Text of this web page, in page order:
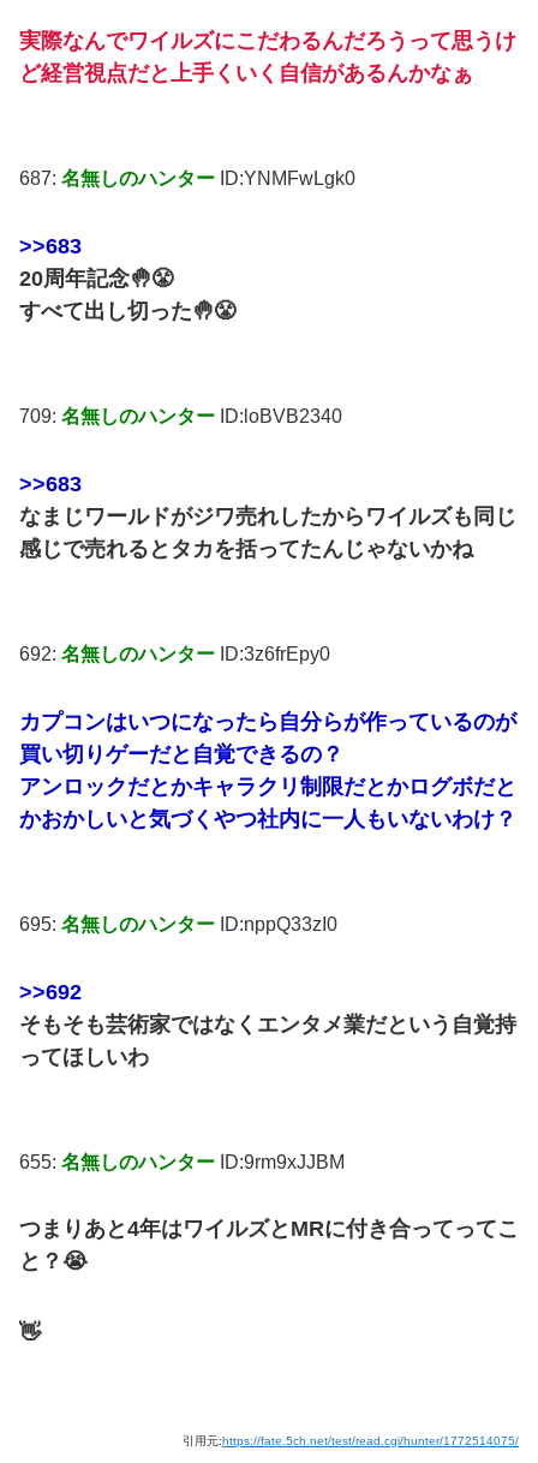
実際なんでワイルズにこだわるんだろうって思うけ
ど経営視点だと上手くいく自信があるんかなぁ
687: 名無しのハンター ID:YNMFwLgk0
>>683
20周年記念🤚😤
すべて出し切った🤚😤
709: 名無しのハンター ID:loBVB2340
>>683
なまじワールドがジワ売れしたからワイルズも同じ
感じで売れるとタカを括ってたんじゃないかね
692: 名無しのハンター ID:3z6frEpy0
カプコンはいつになったら自分らが作っているのが
買い切りゲーだと自覚できるの？
アンロックだとかキャラクリ制限だとかログボだと
かおかしいと気づくやつ社内に一人もいないわけ？
695: 名無しのハンター ID:nppQ33zI0
>>692
そもそも芸術家ではなくエンタメ業だという自覚持
ってほしいわ
655: 名無しのハンター ID:9rm9xJJBM
つまりあと4年はワイルズとMRに付き合ってってこ
と？😭
👋
引用元:https://fate.5ch.net/test/read.cgi/hunter/1772514075/